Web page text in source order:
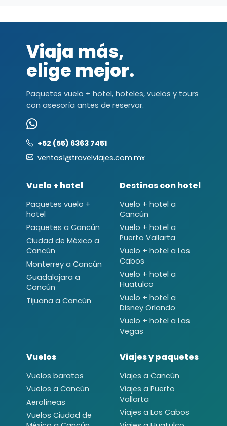
Viaja más,
elige mejor.
Paquetes vuelo + hotel, hoteles, vuelos y tours
con asesoría antes de reservar.
+52 (55) 6363 7451
ventas1@travelviajes.com.mx
Vuelo + hotel
Paquetes vuelo +
hotel
Paquetes a Cancún
Ciudad de México a
Cancún
Monterrey a Cancún
Guadalajara a
Cancún
Tijuana a Cancún
Destinos con hotel
Vuelo + hotel a
Cancún
Vuelo + hotel a
Puerto Vallarta
Vuelo + hotel a Los
Cabos
Vuelo + hotel a
Huatulco
Vuelo + hotel a
Disney Orlando
Vuelo + hotel a Las
Vegas
Vuelos
Vuelos baratos
Vuelos a Cancún
Aerolíneas
Vuelos Ciudad de
Viajes y paquetes
Viajes a Cancún
Viajes a Puerto
Vallarta
Viajes a Los Cabos